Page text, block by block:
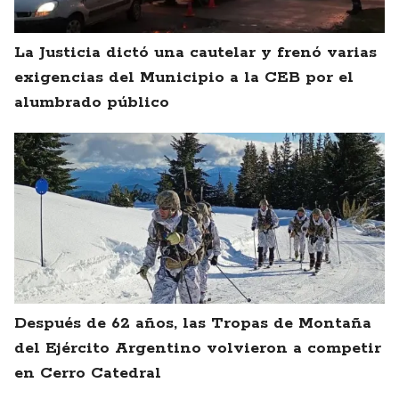
La Justicia dictó una cautelar y frenó varias
exigencias del Municipio a la CEB por el
alumbrado público
Después de 62 años, las Tropas de Montaña
del Ejército Argentino volvieron a competir
en Cerro Catedral